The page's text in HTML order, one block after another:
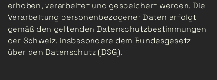
erhoben, verarbeitet und gespeichert werden. Die
Verarbeitung personenbezogener Daten erfolgt
gemäß den geltenden Datenschutzbestimmungen
der Schweiz, insbesondere dem Bundesgesetz
über den Datenschutz (DSG).